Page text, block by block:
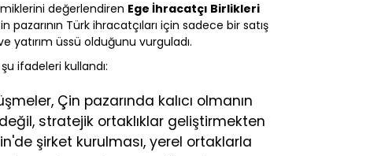
değerlendiren Ege İhracatçı Birlikleri
pazarının Türk ihracatçıları için sadece bir satış
yatırım üssü olduğunu vurguladı.
ifadeleri kullandı:
Çin pazarında kalıcı olmanın
stratejik ortaklıklar geliştirmekten
şirket kurulması, yerel ortaklarla